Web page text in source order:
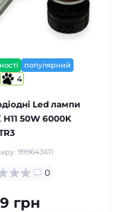
популярний
4
Led лампи
H11 50W 6000K
999643611
0
грн